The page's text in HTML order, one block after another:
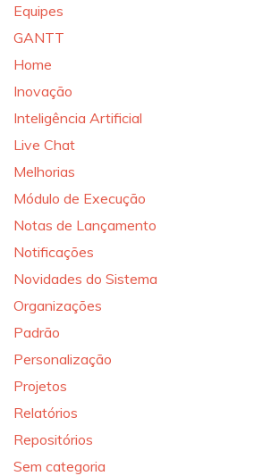
Equipes
GANTT
Home
Inovação
Inteligência Artificial
Live Chat
Melhorias
Módulo de Execução
Notas de Lançamento
Notificações
Novidades do Sistema
Organizações
Padrão
Personalização
Projetos
Relatórios
Repositórios
Sem categoria